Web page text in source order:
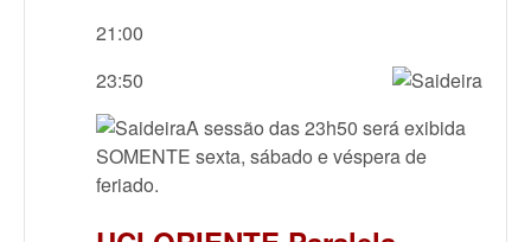
21:00
23:50
A sessão das 23h50 será exibida
SOMENTE sexta, sábado e véspera de
feriado.